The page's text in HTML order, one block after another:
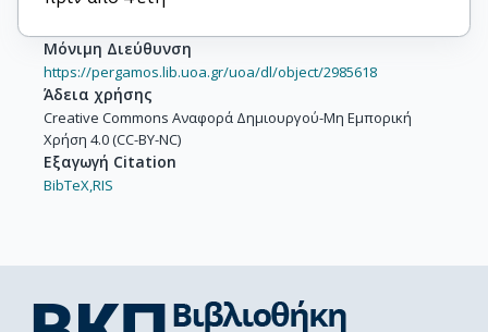
Μόνιμη Διεύθυνση
https://pergamos.lib.uoa.gr/uoa/dl/object/2985618
Άδεια χρήσης
Creative Commons Αναφορά Δημιουργού-Μη Εμπορική
Χρήση 4.0 (CC-BY-NC)
Εξαγωγή Citation
BibTeX,RIS